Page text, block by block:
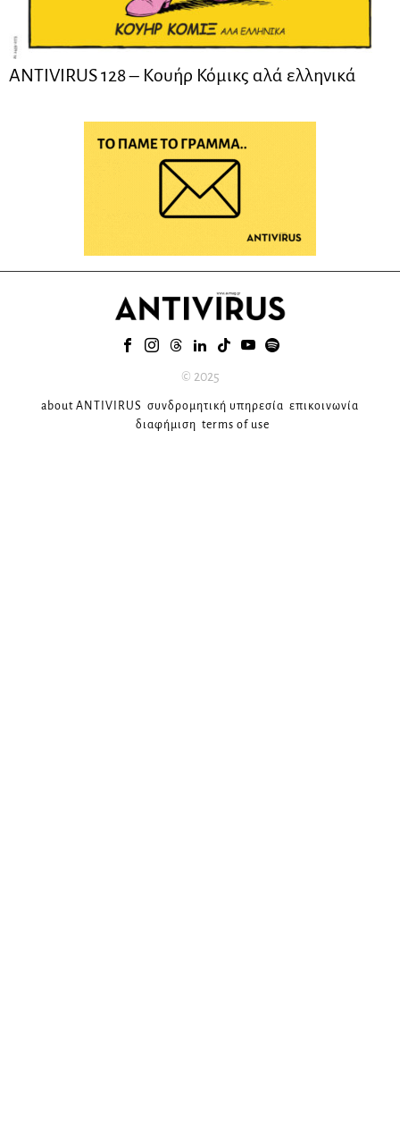
ANTIVIRUS 128 – Kουήρ Κόμικς αλά ελληνικά
© 2025
about ANTIVIRUS συνδρομητική υπηρεσία επικοινωνία
διαφήμιση terms of use